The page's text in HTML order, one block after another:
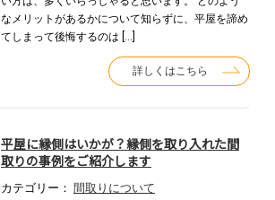
なメリットがあるかについて知らずに、平屋を諦め
てしまって後悔するのは […]
詳しくはこちら
平屋に縁側はいかが？縁側を取り入れた間
取りの事例をご紹介します
カテゴリー： 間取りについて